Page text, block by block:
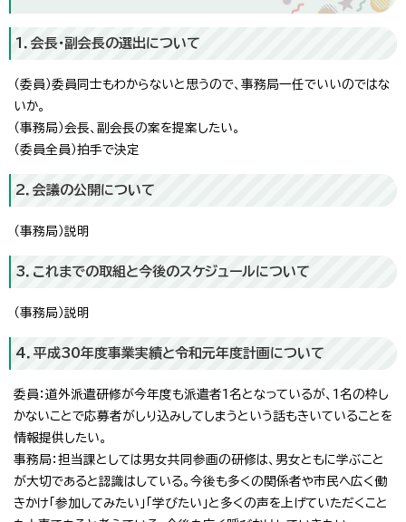
1．会長・副会長の選出について
（委員）委員同士もわからないと思うので、事務局一任でいいのではな
いか。
（事務局）会長、副会長の案を提案したい。
（委員全員）拍手で決定
2．会議の公開について
（事務局）説明
3．これまでの取組と今後のスケジュールについて
（事務局）説明
4．平成30年度事業実績と令和元年度計画について
委員：道外派遣研修が今年度も派遣者1名となっているが、1名の枠し
かないことで応募者がしり込みしてしまうという話もきいていることを
情報提供したい。
事務局：担当課としては男女共同参画の研修は、男女ともに学ぶこと
が大切であると認識はしている。今後も多くの関係者や市民へ広く働
きかけ「参加してみたい」「学びたい」と多くの声を上げていただくこと